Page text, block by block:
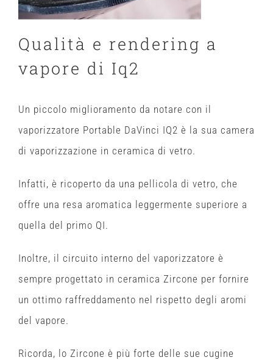
Qualità e rendering a
vapore di Iq2
Un piccolo miglioramento da notare con il
vaporizzatore Portable DaVinci IQ2 è la sua camera
di vaporizzazione in ceramica di vetro.
Infatti, è ricoperto da una pellicola di vetro, che
offre una resa aromatica leggermente superiore a
quella del primo QI.
Inoltre, il circuito interno del vaporizzatore è
sempre progettato in ceramica Zircone per fornire
un ottimo raffreddamento nel rispetto degli aromi
del vapore.
Ricorda, lo Zircone è più forte delle sue cugine